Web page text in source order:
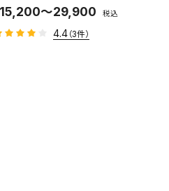
15,200～29,900 税込
4.4 （3件）